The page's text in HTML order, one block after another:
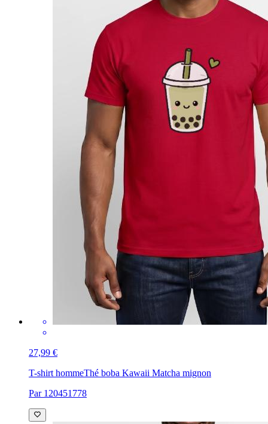
27,99 €
T-shirt hommeThé boba Kawaii Matcha mignon
Par 120451778